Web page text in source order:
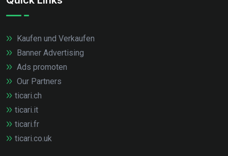
Kaufen und Verkaufen
Banner Advertising
Ads promoten
Our Partners
ticari.ch
ticari.it
ticari.fr
ticari.co.uk